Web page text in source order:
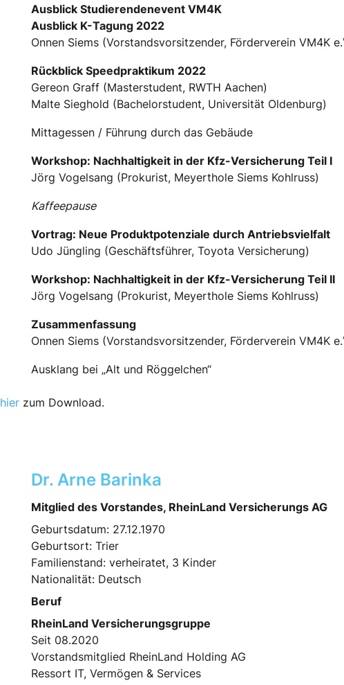
Ausblick Studierendenevent VM4K
Ausblick K-Tagung 2022
Onnen Siems (Vorstandsvorsitzender, Förderverein VM4K
Rückblick Speedpraktikum 2022
Gereon Graff (Masterstudent, RWTH Aachen)
Malte Sieghold (Bachelorstudent, Universität Oldenburg)
Mittagessen / Führung durch das Gebäude
Workshop: Nachhaltigkeit in der Kfz-Versicherung Teil I
Jörg Vogelsang (Prokurist, Meyerthole Siems Kohlruss)
Kaffeepause
Vortrag: Neue Produktpotenziale durch Antriebsvielfalt
Udo Jüngling (Geschäftsführer, Toyota Versicherung)
Workshop: Nachhaltigkeit in der Kfz-Versicherung Teil II
Jörg Vogelsang (Prokurist, Meyerthole Siems Kohlruss)
Zusammenfassung
Onnen Siems (Vorstandsvorsitzender, Förderverein VM4K
Ausklang bei „Alt und Röggelchen“
hierzum Download.
Dr. Arne Barinka
Mitglied des Vorstandes, RheinLand Versicherungs AG
Geburtsdatum: 27.12.1970
Geburtsort: Trier
Familienstand: verheiratet, 3 Kinder
Nationalität: Deutsch
Beruf
RheinLand Versicherungsgruppe
Seit 08.2020
Vorstandsmitglied RheinLand Holding AG
Ressort IT, Vermögen & Services